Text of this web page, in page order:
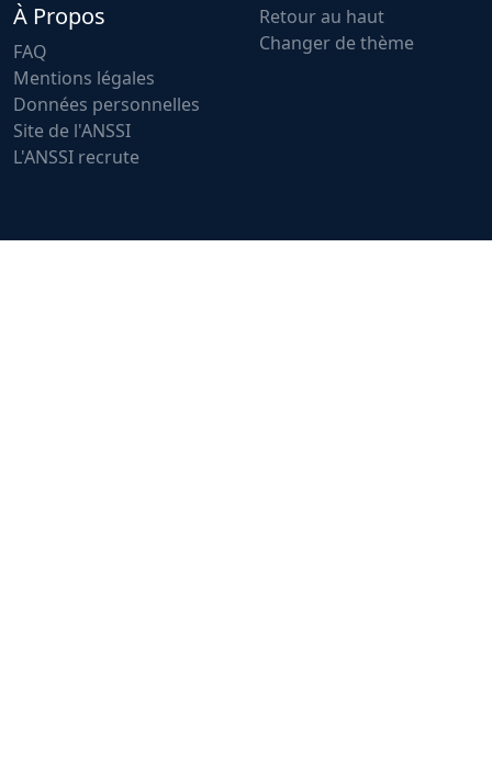
À Propos
FAQ
Mentions légales
Données personnelles
Site de l'ANSSI
L'ANSSI recrute
Retour au haut
Changer de thème